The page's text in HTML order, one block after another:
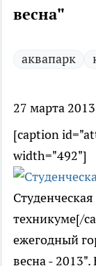
весна"
аквапарк
27 марта 2013
[caption
width="492"]
техникуме[/
ежегодный
весна - 2013".